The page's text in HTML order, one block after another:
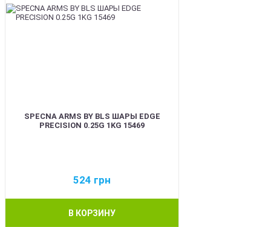
SPECNA ARMS BY BLS ШАРЫ EDGE
PRECISION 0.25G 1KG 15469
524 грн
В КОРЗИНУ